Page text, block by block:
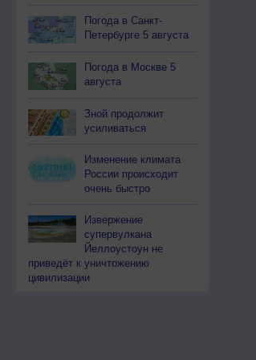
Погода в Санкт-
Петербурге 5 августа
Погода в Москве 5
августа
Зной продолжит
усиливаться
Изменение климата
России происходит
очень быстро
Извержение
супервулкана
Йеллоустоун не
приведёт к уничтожению
цивилизации